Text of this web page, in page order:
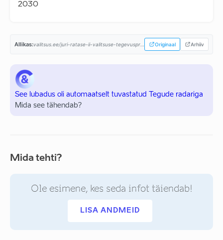
2030
Allikas: Originaal Arhiiv
See lubadus oli automaatselt tuvastatud Tegude radariga
Mida see tähendab?
Mida tehti?
Ole esimene, kes seda infot täiendab!
LISA ANDMEID